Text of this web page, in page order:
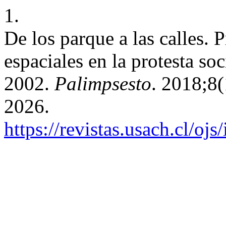
1.
De los parque a las calles.
espaciales en la protesta
2002. Palimpsesto.
2026.
https://revistas.usach.cl/